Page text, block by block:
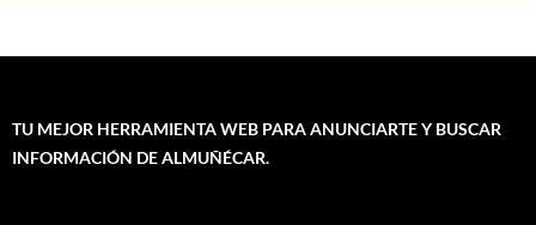
TU MEJOR HERRAMIENTA WEB PARA ANUNCIARTE Y BUSCAR
INFORMACIÓN DE ALMUÑÉCAR.